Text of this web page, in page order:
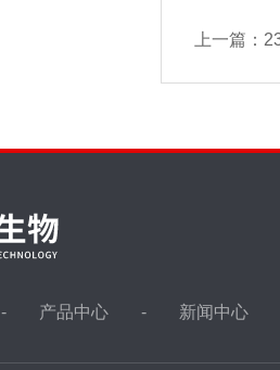
上一篇：
产品中心 新闻中心